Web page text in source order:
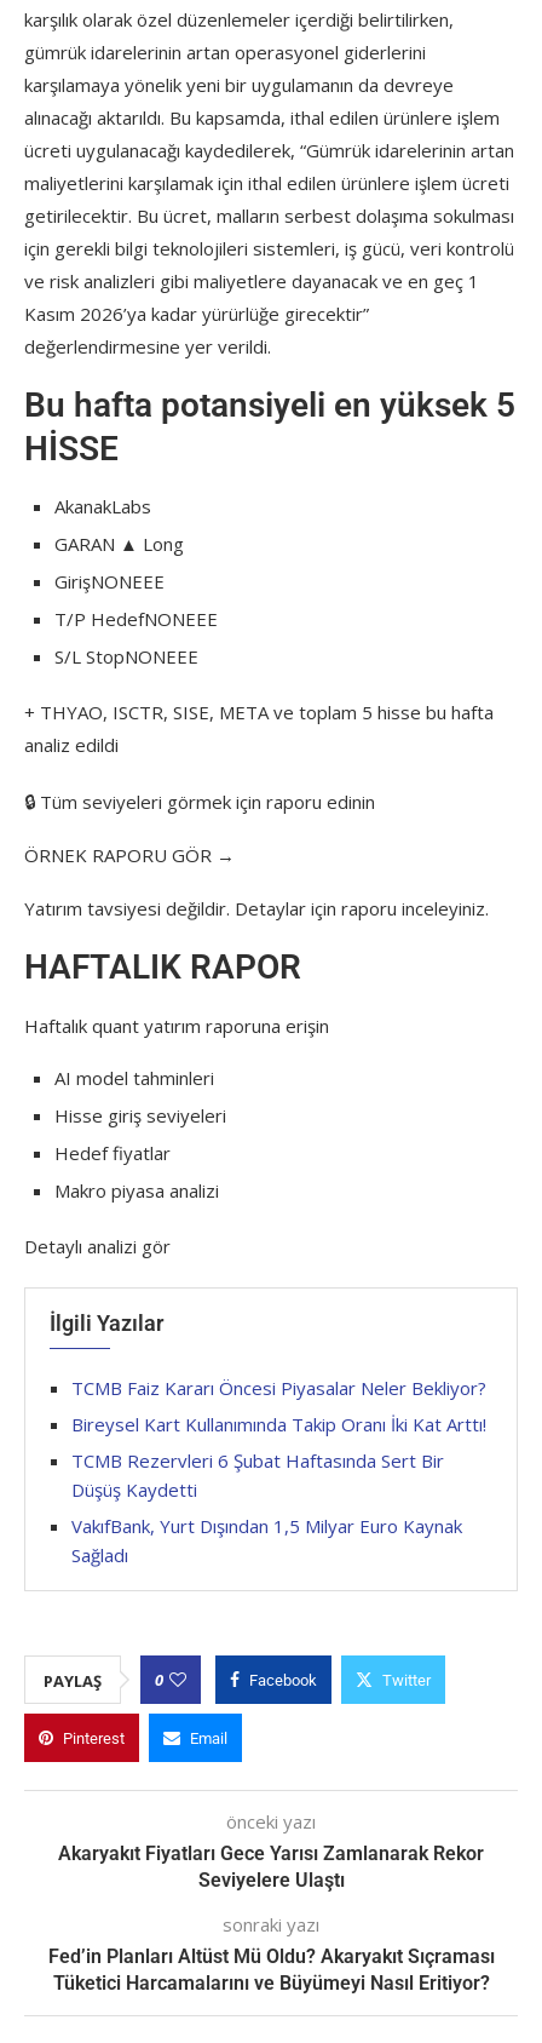
karşılık olarak özel düzenlemeler içerdiği belirtilirken,
gümrük idarelerinin artan operasyonel giderlerini
karşılamaya yönelik yeni bir uygulamanın da devreye
alınacağı aktarıldı. Bu kapsamda, ithal edilen ürünlere işlem
ücreti uygulanacağı kaydedilerek, “Gümrük idarelerinin artan
maliyetlerini karşılamak için ithal edilen ürünlere işlem ücreti
getirilecektir. Bu ücret, malların serbest dolaşıma sokulması
için gerekli bilgi teknolojileri sistemleri, iş gücü, veri kontrolü
ve risk analizleri gibi maliyetlere dayanacak ve en geç 1
Kasım 2026’ya kadar yürürlüğe girecektir”
değerlendirmesine yer verildi.
Bu hafta potansiyeli en yüksek 5
HİSSE
AkanakLabs
GARAN ▲ Long
GirişNONEEE
T/P HedefNONEEE
S/L StopNONEEE
+ THYAO, ISCTR, SISE, META ve toplam 5 hisse bu hafta
analiz edildi
🔒 Tüm seviyeleri görmek için raporu edinin
ÖRNEK RAPORU GÖR →
Yatırım tavsiyesi değildir. Detaylar için raporu inceleyiniz.
HAFTALIK RAPOR
Haftalık quant yatırım raporuna erişin
AI model tahminleri
Hisse giriş seviyeleri
Hedef fiyatlar
Makro piyasa analizi
Detaylı analizi gör
İlgili Yazılar
TCMB Faiz Kararı Öncesi Piyasalar Neler Bekliyor?
Bireysel Kart Kullanımında Takip Oranı İki Kat Arttı!
TCMB Rezervleri 6 Şubat Haftasında Sert Bir
Düşüş Kaydetti
VakıfBank, Yurt Dışından 1,5 Milyar Euro Kaynak
Sağladı
PAYLAŞ 0 Facebook Twitter
Pinterest Email
önceki yazı
Akaryakıt Fiyatları Gece Yarısı Zamlanarak Rekor
Seviyelere Ulaştı
sonraki yazı
Fed’in Planları Altüst Mü Oldu? Akaryakıt Sıçraması
Tüketici Harcamalarını ve Büyümeyi Nasıl Eritiyor?